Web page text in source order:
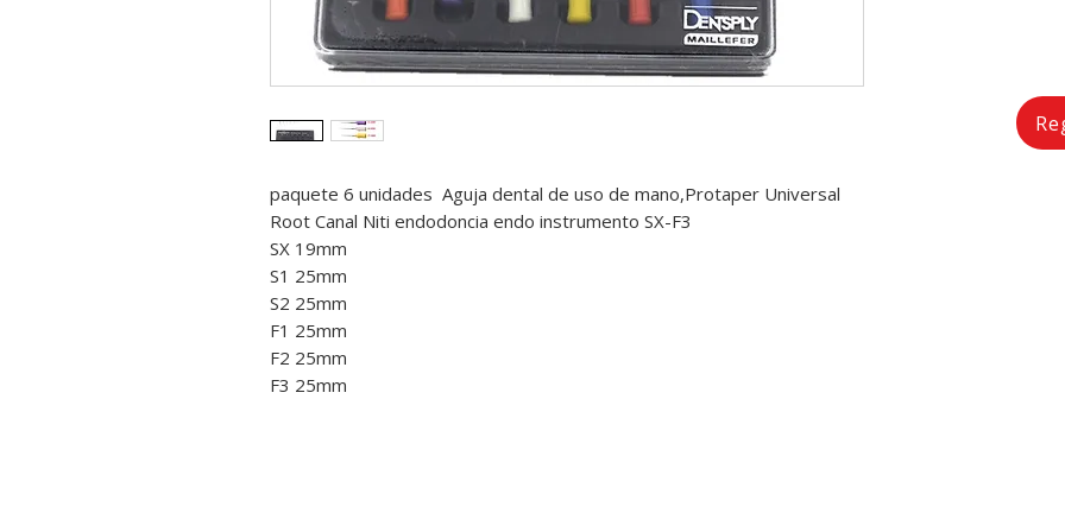
paquete 6 unidades Aguja dental de uso de mano,Protaper Universal
Root Canal Niti endodoncia endo instrumento SX-F3
SX 19mm
S1 25mm
S2 25mm
F1 25mm
F2 25mm
F3 25mm